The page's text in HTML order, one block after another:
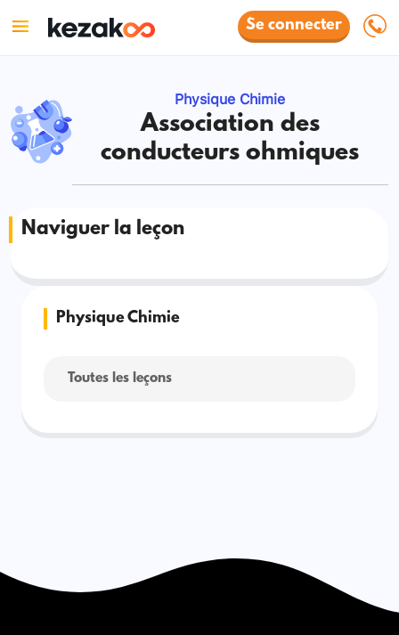
Se connecter
Physique Chimie
Association des
conducteurs ohmiques
Naviguer la leçon
Physique Chimie
Toutes les leçons